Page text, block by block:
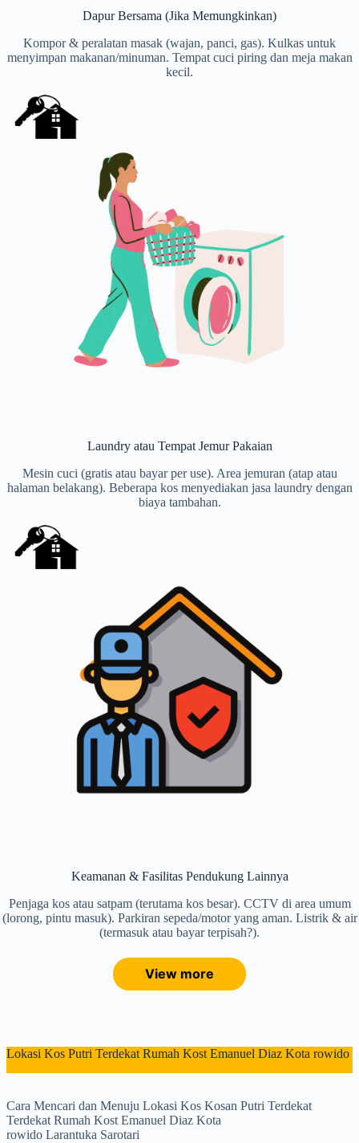
Dapur Bersama (Jika Memungkinkan)
Kompor & peralatan masak (wajan, panci, gas). Kulkas untuk
menyimpan makanan/minuman. Tempat cuci piring dan meja makan
kecil.
Laundry atau Tempat Jemur Pakaian
Mesin cuci (gratis atau bayar per use). Area jemuran (atap atau
halaman belakang). Beberapa kos menyediakan jasa laundry dengan
biaya tambahan.
Keamanan & Fasilitas Pendukung Lainnya
Penjaga kos atau satpam (terutama kos besar). CCTV di area umum
(lorong, pintu masuk). Parkiran sepeda/motor yang aman. Listrik & air
(termasuk atau bayar terpisah?).
View more
Lokasi Kos Putri Terdekat Rumah Kost Emanuel Diaz Kota rowido
Cara Mencari dan Menuju Lokasi Kos Kosan Putri Terdekat
Terdekat Rumah Kost Emanuel Diaz Kota
rowido Larantuka Sarotari